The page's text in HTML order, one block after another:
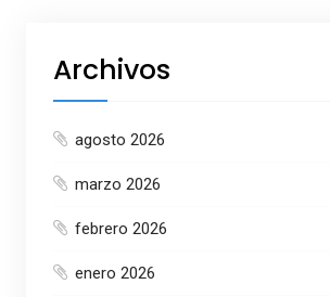
Archivos
agosto 2026
marzo 2026
febrero 2026
enero 2026